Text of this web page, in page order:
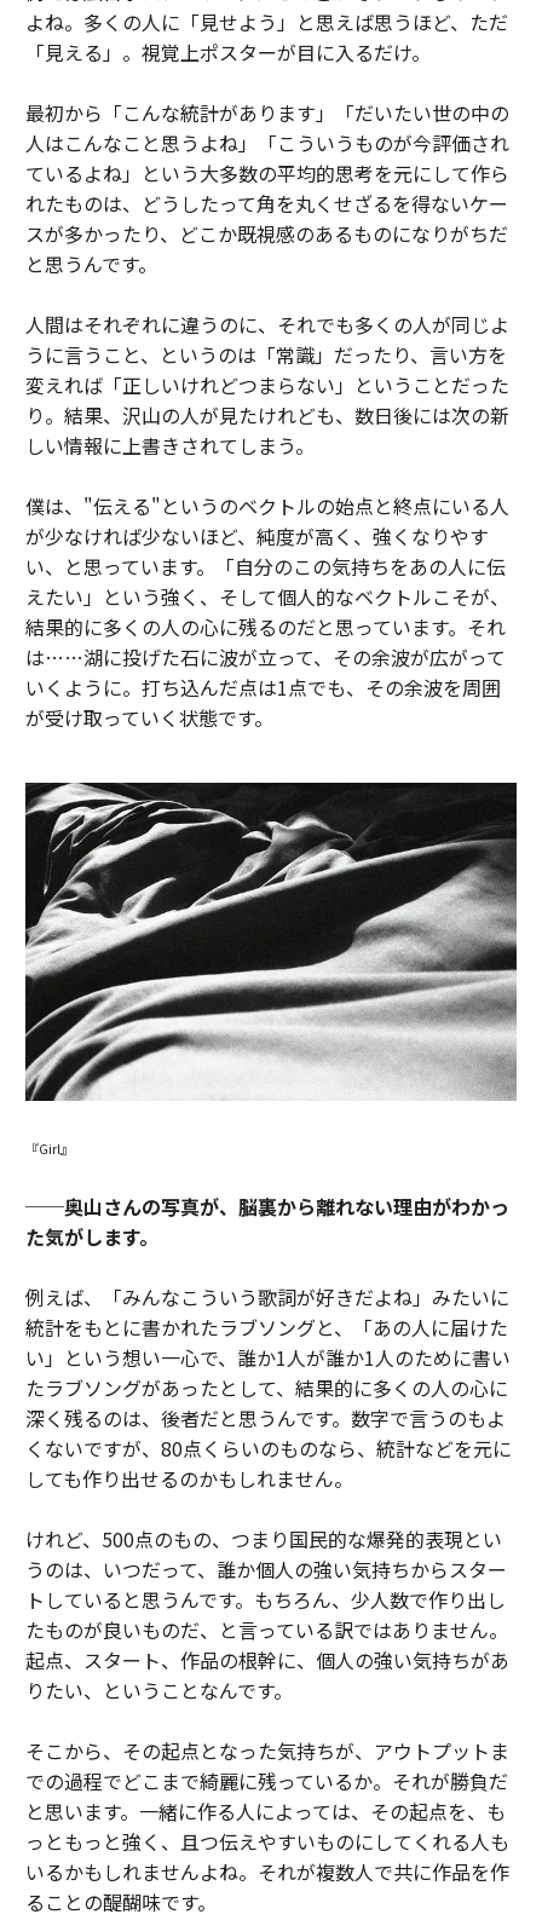
よね。多くの人に「見せよう」と思えば思うほど、ただ
「見える」。視覚上ポスターが目に入るだけ。
最初から「こんな統計があります」「だいたい世の中の
人はこんなこと思うよね」「こういうものが今評価され
ているよね」という大多数の平均的思考を元にして作ら
れたものは、どうしたって角を丸くせざるを得ないケー
スが多かったり、どこか既視感のあるものになりがちだ
と思うんです。
人間はそれぞれに違うのに、それでも多くの人が同じよ
うに言うこと、というのは「常識」だったり、言い方を
変えれば「正しいけれどつまらない」ということだった
り。結果、沢山の人が見たけれども、数日後には次の新
しい情報に上書きされてしまう。
僕は、"伝える"というのベクトルの始点と終点にいる人
が少なければ少ないほど、純度が高く、強くなりやす
い、と思っています。「自分のこの気持ちをあの人に伝
えたい」という強く、そして個人的なベクトルこそが、
結果的に多くの人の心に残るのだと思っています。それ
は……湖に投げた石に波が立って、その余波が広がって
いくように。打ち込んだ点は1点でも、その余波を周囲
が受け取っていく状態です。
『Girl』
──奥山さんの写真が、脳裏から離れない理由がわかっ
た気がします。
例えば、「みんなこういう歌詞が好きだよね」みたいに
統計をもとに書かれたラブソングと、「あの人に届けた
い」という想い一心で、誰か1人が誰か1人のために書い
たラブソングがあったとして、結果的に多くの人の心に
深く残るのは、後者だと思うんです。数字で言うのもよ
くないですが、80点くらいのものなら、統計などを元に
しても作り出せるのかもしれません。
けれど、500点のもの、つまり国民的な爆発的表現とい
うのは、いつだって、誰か個人の強い気持ちからスター
トしていると思うんです。もちろん、少人数で作り出し
たものが良いものだ、と言っている訳ではありません。
起点、スタート、作品の根幹に、個人の強い気持ちがあ
りたい、ということなんです。
そこから、その起点となった気持ちが、アウトプットま
での過程でどこまで綺麗に残っているか。それが勝負だ
と思います。一緒に作る人によっては、その起点を、も
っともっと強く、且つ伝えやすいものにしてくれる人も
いるかもしれませんよね。それが複数人で共に作品を作
ることの醍醐味です。